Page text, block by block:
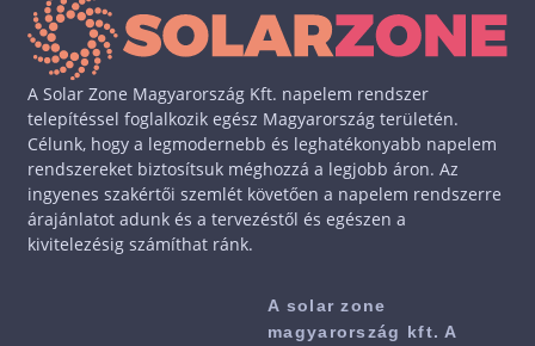
A Solar Zone Magyarország Kft. napelem rendszer
telepítéssel foglalkozik egész Magyarország területén.
Célunk, hogy a legmodernebb és leghatékonyabb napelem
rendszereket biztosítsuk méghozzá a legjobb áron. Az
ingyenes szakértői szemlét követően a napelem rendszerre
árajánlatot adunk és a tervezéstől és egészen a
kivitelezésig számíthat ránk.
A solar zone
magyarország kft. A